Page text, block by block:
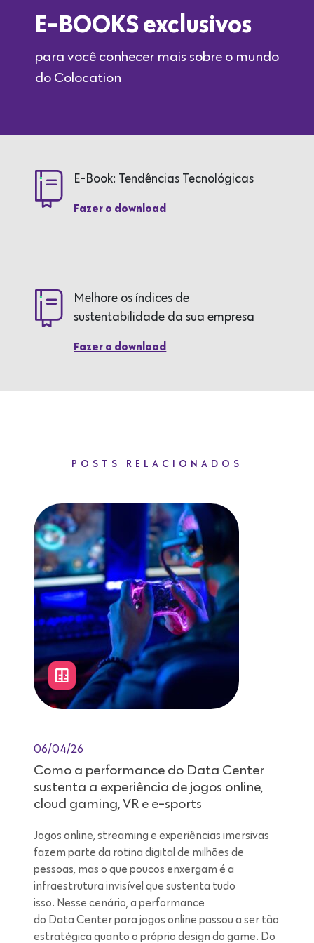
E-BOOKS exclusivos
para você conhecer mais sobre o mundo
do Colocation
E-Book: Tendências Tecnológicas
Fazer o download
Melhore os índices de
sustentabilidade da sua empresa
Fazer o download
POSTS RELACIONADOS
06/04/26
Como a performance do Data Center
sustenta a experiência de jogos online,
cloud gaming, VR e e-sports
Jogos online, streaming e experiências imersivas
fazem parte da rotina digital de milhões de
pessoas, mas o que poucos enxergam é a
infraestrutura invisível que sustenta tudo
isso. Nesse cenário, a performance
do Data Center para jogos online passou a ser tão
estratégica quanto o próprio design do game. Do